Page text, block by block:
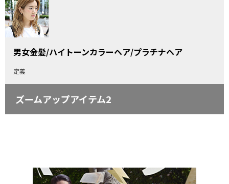
男女金髪/ハイトーンカラーヘア/プラチナヘア
定義
ズームアップアイテム2